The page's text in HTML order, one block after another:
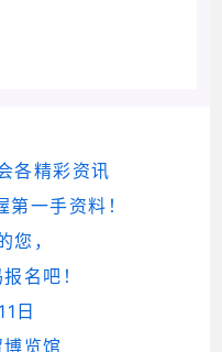
各精彩资讯
一手资料！
您，
名吧！
日
览馆